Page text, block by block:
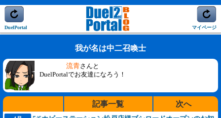
DuelPortal マイページ
我が名は中二召喚士
流青さんと
DuelPortalでお友達になろう！
記事一覧 次へ